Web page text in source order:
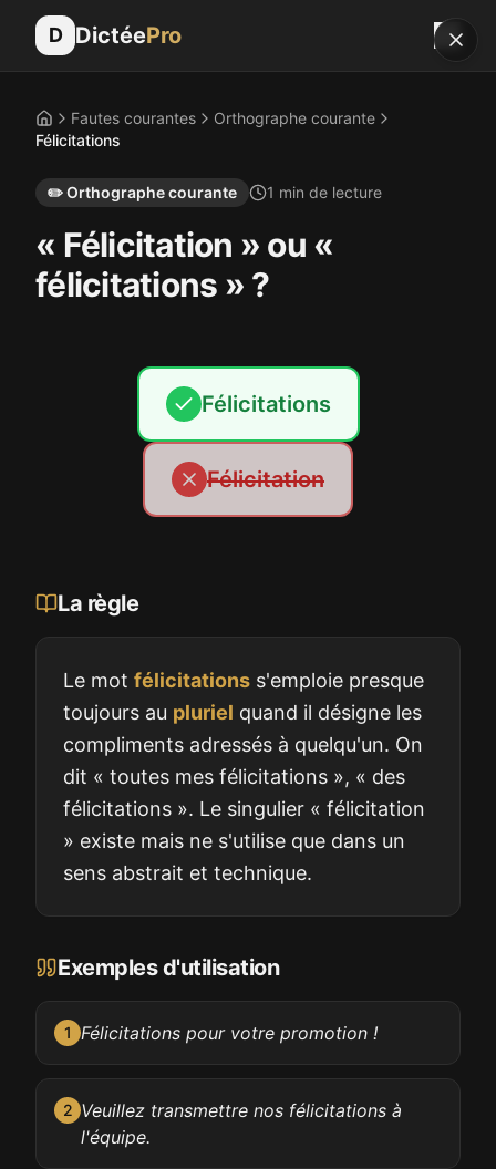
D DictéePro
AccueilFautes courantes
Orthographe courante
Félicitations
✏️Orthographe courante 1 min de lecture
« Félicitation » ou «
félicitations » ?
Félicitations
Félicitation
La règle
Le mot félicitations s'emploie presque
toujours au pluriel quand il désigne les
compliments adressés à quelqu'un. On
dit « toutes mes félicitations », « des
félicitations ». Le singulier « félicitation
» existe mais ne s'utilise que dans un
sens abstrait et technique.
Exemples d'utilisation
1 Félicitations pour votre promotion !
2 Veuillez transmettre nos félicitations à
l'équipe.